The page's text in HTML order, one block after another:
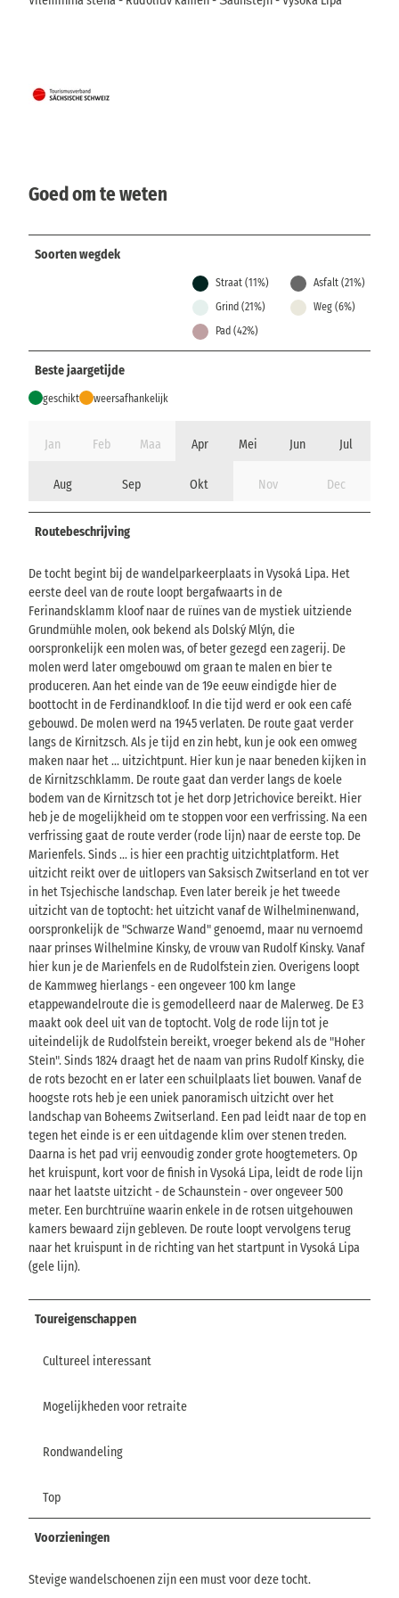
Goed om te weten
Soorten wegdek
Straat (11%)
Asfalt (21%)
Grind (21%)
Weg (6%)
Pad (42%)
Beste jaargetijde
geschikt weersafhankelijk
Jan Feb Maa Apr Mei Jun Jul
Aug Sep Okt Nov Dec
Routebeschrijving
De tocht begint bij de wandelparkeerplaats in Vysoká Lipa. Het
eerste deel van de route loopt bergafwaarts in de
Ferinandsklamm kloof naar de ruïnes van de mystiek uitziende
Grundmühle molen, ook bekend als Dolský Mlýn, die
oorspronkelijk een molen was, of beter gezegd een zagerij. De
molen werd later omgebouwd om graan te malen en bier te
produceren. Aan het einde van de 19e eeuw eindigde hier de
boottocht in de Ferdinandkloof. In die tijd werd er ook een café
gebouwd. De molen werd na 1945 verlaten. De route gaat verder
langs de Kirnitzsch. Als je tijd en zin hebt, kun je ook een omweg
maken naar het ... uitzichtpunt. Hier kun je naar beneden kijken in
de Kirnitzschklamm. De route gaat dan verder langs de koele
bodem van de Kirnitzsch tot je het dorp Jetrichovice bereikt. Hier
heb je de mogelijkheid om te stoppen voor een verfrissing. Na een
verfrissing gaat de route verder (rode lijn) naar de eerste top. De
Marienfels. Sinds ... is hier een prachtig uitzichtplatform. Het
uitzicht reikt over de uitlopers van Saksisch Zwitserland en tot ver
in het Tsjechische landschap. Even later bereik je het tweede
uitzicht van de toptocht: het uitzicht vanaf de Wilhelminenwand,
oorspronkelijk de "Schwarze Wand" genoemd, maar nu vernoemd
naar prinses Wilhelmine Kinsky, de vrouw van Rudolf Kinsky. Vanaf
hier kun je de Marienfels en de Rudolfstein zien. Overigens loopt
de Kammweg hierlangs - een ongeveer 100 km lange
etappewandelroute die is gemodelleerd naar de Malerweg. De E3
maakt ook deel uit van de toptocht. Volg de rode lijn tot je
uiteindelijk de Rudolfstein bereikt, vroeger bekend als de "Hoher
Stein". Sinds 1824 draagt het de naam van prins Rudolf Kinsky, die
de rots bezocht en er later een schuilplaats liet bouwen. Vanaf de
hoogste rots heb je een uniek panoramisch uitzicht over het
landschap van Boheems Zwitserland. Een pad leidt naar de top en
tegen het einde is er een uitdagende klim over stenen treden.
Daarna is het pad vrij eenvoudig zonder grote hoogtemeters. Op
het kruispunt, kort voor de finish in Vysoká Lipa, leidt de rode lijn
naar het laatste uitzicht - de Schaunstein - over ongeveer 500
meter. Een burchtruïne waarin enkele in de rotsen uitgehouwen
kamers bewaard zijn gebleven. De route loopt vervolgens terug
naar het kruispunt in de richting van het startpunt in Vysoká Lipa
(gele lijn).
Toureigenschappen
Cultureel interessant
Mogelijkheden voor retraite
Rondwandeling
Top
Voorzieningen
Stevige wandelschoenen zijn een must voor deze tocht.